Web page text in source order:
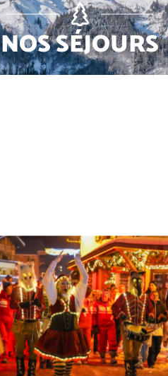
NOS SÉJOURS